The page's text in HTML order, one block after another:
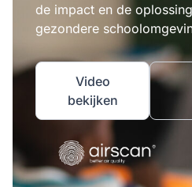
de impact en de
gezondere
Video
bekijken